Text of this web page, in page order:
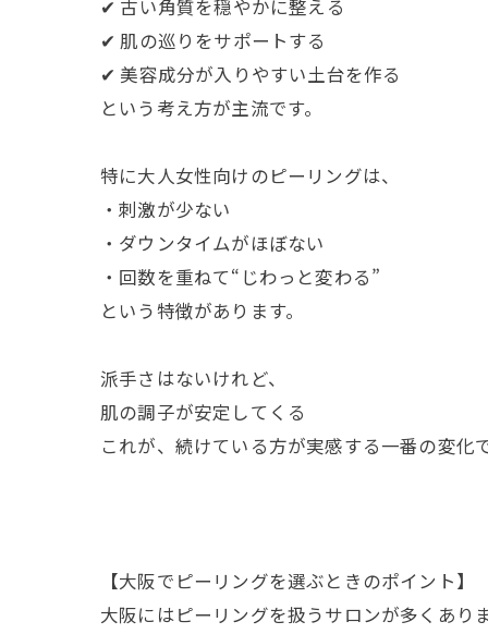
✔ 古い角質を穏やかに整える
✔ 肌の巡りをサポートする
✔ 美容成分が入りやすい土台を作る
という考え方が主流です。
特に大人女性向けのピーリングは、
・刺激が少ない
・ダウンタイムがほぼない
・回数を重ねて“じわっと変わる”
という特徴があります。
派手さはないけれど、
肌の調子が安定してくる
これが、続けている方が実感する一番の変化
【大阪でピーリングを選ぶときのポイント】
大阪にはピーリングを扱うサロンが多くあり